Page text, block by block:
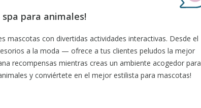
para animales!
mascotas con divertidas actividades interactivas. Desde el
a la moda — ofrece a tus clientes peludos la mejor
recompensas mientras creas un ambiente acogedor para
y conviértete en el mejor estilista para mascotas!